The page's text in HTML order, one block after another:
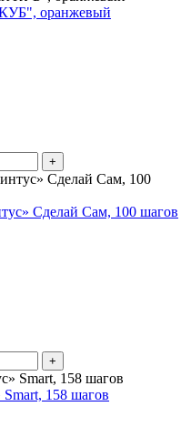
КУБ", оранжевый
+
Сделай Сам, 100 шагов
+
158 шагов